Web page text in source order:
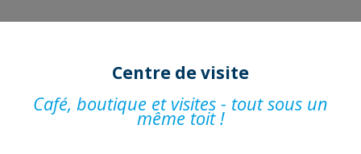
Centre de visite
Café, boutique et visites - tout sous un
même toit !